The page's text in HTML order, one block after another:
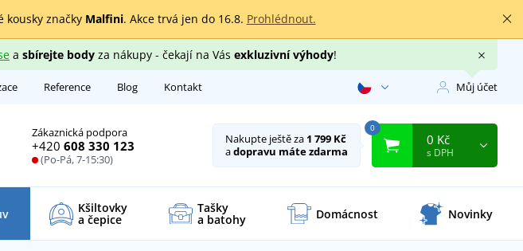
značky Malfini. Akce trvá jen do 16.8. Prohlédnout.
a sbírejte bodyza nákupy - čekají na Vás exkluzivní výhody!
Reference Blog Kontakt Můj účet
Zákaznická podpora
+420 608 330 123
(Po-Pá, 7-15:30)
Nakupte ještě za 1 799 Kč
adopravu máte zdarma
0
0 Kč
s DPH
Kšiltovky
a čepice
Tašky
a batohy Domácnost Novinky